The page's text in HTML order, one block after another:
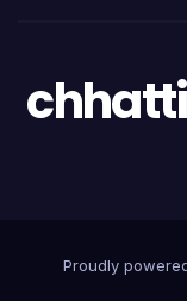
Proudly